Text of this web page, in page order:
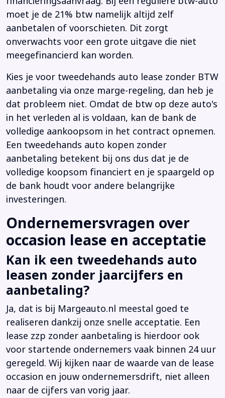
moet je de 21% btw namelijk altijd zelf
aanbetalen of voorschieten. Dit zorgt
onverwachts voor een grote uitgave die niet
meegefinancierd kan worden.
Kies je voor tweedehands auto lease zonder BTW
aanbetaling via onze marge-regeling, dan heb je
dat probleem niet. Omdat de btw op deze auto's
in het verleden al is voldaan, kan de bank de
volledige aankoopsom in het contract opnemen.
Een tweedehands auto kopen zonder
aanbetaling betekent bij ons dus dat je de
volledige koopsom financiert en je spaargeld op
de bank houdt voor andere belangrijke
investeringen.
Ondernemersvragen over
occasion lease en acceptatie
Kan ik een tweedehands auto
leasen zonder jaarcijfers en
aanbetaling?
Ja, dat is bij Margeauto.nl meestal goed te
realiseren dankzij onze snelle acceptatie. Een
lease zzp zonder aanbetaling is hierdoor ook
voor startende ondernemers vaak binnen 24 uur
geregeld. Wij kijken naar de waarde van de lease
occasion en jouw ondernemersdrift, niet alleen
naar de cijfers van vorig jaar.